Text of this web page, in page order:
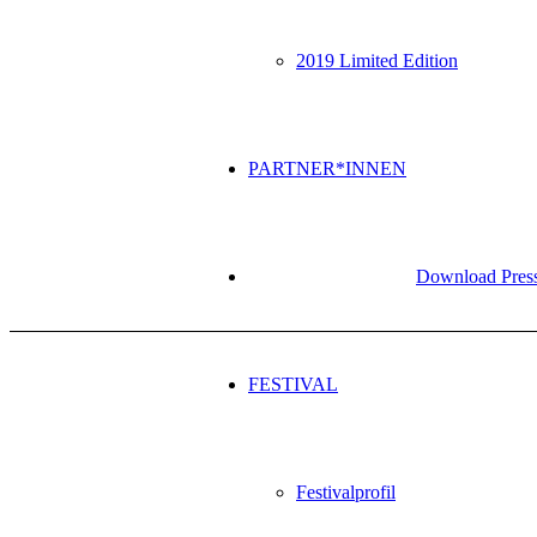
2019 Limited Edition
PARTNER*INNEN
Download
FESTIVAL
Festivalprofil